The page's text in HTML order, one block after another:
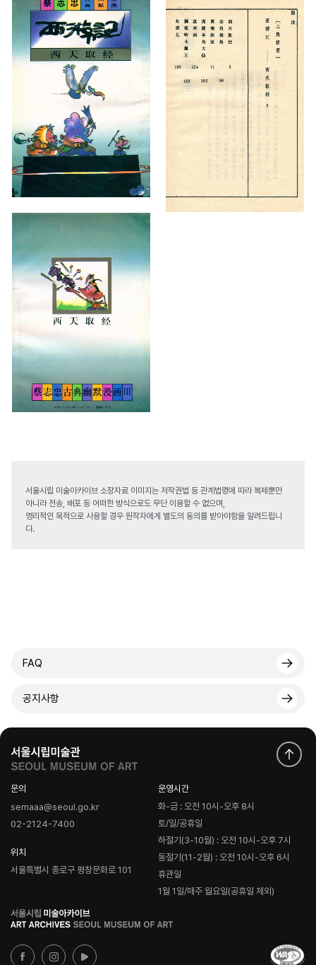
서울시립 미술아카이브 소장자료 이미지는 저작권법 등 관계법령에 따라 복제뿐만
아니라 전송, 배포 등 어떠한 방식으로도 무단 이용할 수 없으며,
영리적인 목적으로 사용할 경우 원작자에게 별도의 동의를 받아야함을 알려드립니
다.
FAQ
공지사항
문의
semaaa@seoul.go.kr
02-2124-7400
위치
서울특별시 종로구 평창문화로 101
운영시간
화-금 : 오전 10시-오후 8시
토/일/공휴일
하절기(3-10월) : 오전 10시-오후 7시
동절기(11-2월) : 오전 10시-오후 6시
휴관일
1월 1일/매주 월요일(공휴일 제외)
로
고